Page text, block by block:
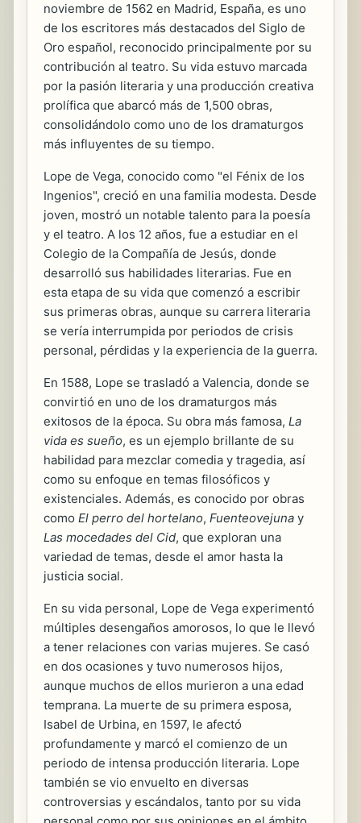
noviembre de 1562 en Madrid, España, es uno
de los escritores más destacados del Siglo de
Oro español, reconocido principalmente por su
contribución al teatro. Su vida estuvo marcada
por la pasión literaria y una producción creativa
prolífica que abarcó más de 1,500 obras,
consolidándolo como uno de los dramaturgos
más influyentes de su tiempo.
Lope de Vega, conocido como "el Fénix de los
Ingenios", creció en una familia modesta. Desde
joven, mostró un notable talento para la poesía
y el teatro. A los 12 años, fue a estudiar en el
Colegio de la Compañía de Jesús, donde
desarrolló sus habilidades literarias. Fue en
esta etapa de su vida que comenzó a escribir
sus primeras obras, aunque su carrera literaria
se vería interrumpida por periodos de crisis
personal, pérdidas y la experiencia de la guerra.
En 1588, Lope se trasladó a Valencia, donde se
convirtió en uno de los dramaturgos más
exitosos de la época. Su obra más famosa, La
vida es sueño, es un ejemplo brillante de su
habilidad para mezclar comedia y tragedia, así
como su enfoque en temas filosóficos y
existenciales. Además, es conocido por obras
como El perro del hortelano, Fuenteovejuna y
Las mocedades del Cid, que exploran una
variedad de temas, desde el amor hasta la
justicia social.
En su vida personal, Lope de Vega experimentó
múltiples desengaños amorosos, lo que le llevó
a tener relaciones con varias mujeres. Se casó
en dos ocasiones y tuvo numerosos hijos,
aunque muchos de ellos murieron a una edad
temprana. La muerte de su primera esposa,
Isabel de Urbina, en 1597, le afectó
profundamente y marcó el comienzo de un
periodo de intensa producción literaria. Lope
también se vio envuelto en diversas
controversias y escándalos, tanto por su vida